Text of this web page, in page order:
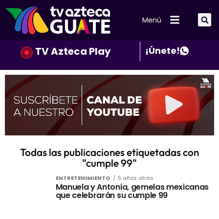
Menú
TV Azteca Play ¡Únete!
Todas las publicaciones etiquetadas con
"cumple 99"
ENTRETENIMIENTO 5 años atrás
Manuela y Antonia, gemelas mexicanas
que celebrarán su cumple 99